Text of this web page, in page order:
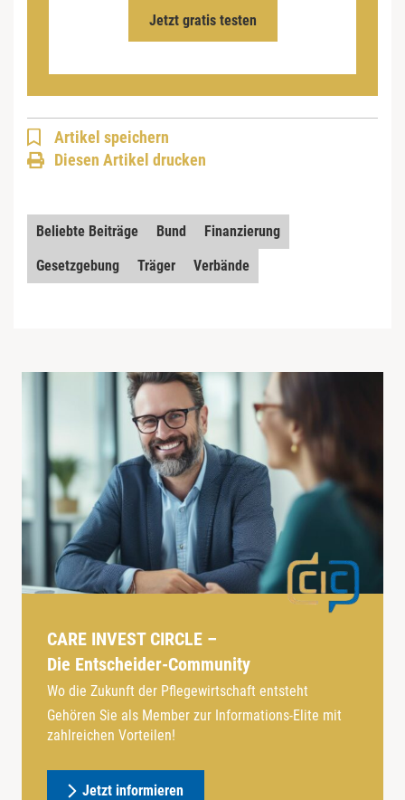
Jetzt gratis testen
Artikel speichern
Diesen Artikel drucken
Beliebte Beiträge Bund
Finanzierung
Gesetzgebung
Träger Verbände
CARE INVEST CIRCLE –
Die Entscheider-Community
Wo die Zukunft der Pflegewirtschaft entsteht
Gehören Sie als Member zur Informations-Elite mit
zahlreichen Vorteilen!
Jetzt informieren